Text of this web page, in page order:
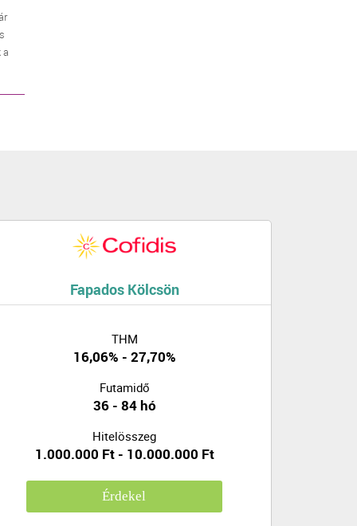
a
Fapados Kölcsön
THM
16,06% - 27,70%
Futamidő
36 - 84 hó
Hitelösszeg
1.000.000 Ft - 10.000.000 Ft
Érdekel